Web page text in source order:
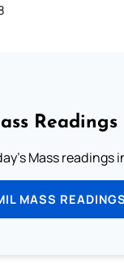
Readings
Mass readings
MASS READINGS